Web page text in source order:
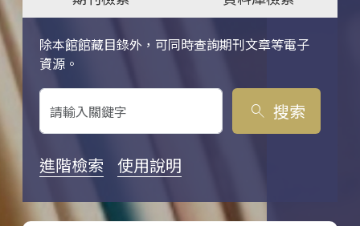
除本館館藏目錄外，可同時查詢期刊文章等電子
資源。
關鍵字搜尋
search 搜索
進階檢索 使用說明